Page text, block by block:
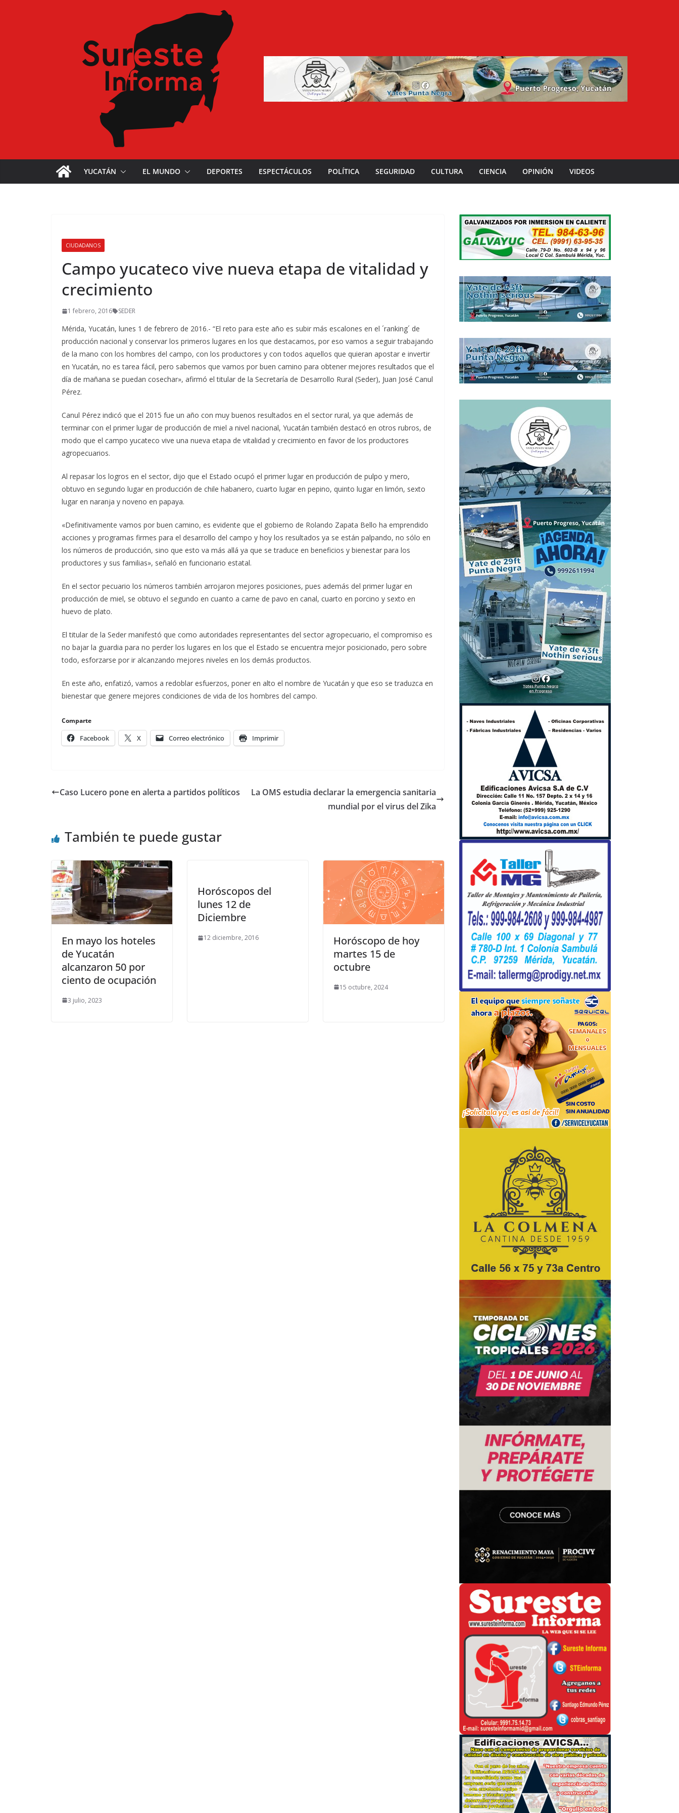
YUCATÁN EL MUNDO DEPORTES ESPECTÁCULOS POLÍTICA SEGURIDAD CULTURA CIENCIA OPINIÓN VIDEOS
CIUDADANOS
Campo yucateco vive nueva etapa de vitalidad y
crecimiento
1 febrero, 2016 SEDER
Mérida, Yucatán, lunes 1 de febrero de 2016.- “El reto para este año es subir más escalones en el ´ranking´ de
producción nacional y conservar los primeros lugares en los que destacamos, por eso vamos a seguir trabajando
de la mano con los hombres del campo, con los productores y con todos aquellos que quieran apostar e invertir
en Yucatán, no es tarea fácil, pero sabemos que vamos por buen camino para obtener mejores resultados que el
día de mañana se puedan cosechar», afirmó el titular de la Secretaría de Desarrollo Rural (Seder), Juan José Canul
Pérez.
Canul Pérez indicó que el 2015 fue un año con muy buenos resultados en el sector rural, ya que además de
terminar con el primer lugar de producción de miel a nivel nacional, Yucatán también destacó en otros rubros, de
modo que el campo yucateco vive una nueva etapa de vitalidad y crecimiento en favor de los productores
agropecuarios.
Al repasar los logros en el sector, dijo que el Estado ocupó el primer lugar en producción de pulpo y mero,
obtuvo en segundo lugar en producción de chile habanero, cuarto lugar en pepino, quinto lugar en limón, sexto
lugar en naranja y noveno en papaya.
«Definitivamente vamos por buen camino, es evidente que el gobierno de Rolando Zapata Bello ha emprendido
acciones y programas firmes para el desarrollo del campo y hoy los resultados ya se están palpando, no sólo en
los números de producción, sino que esto va más allá ya que se traduce en beneficios y bienestar para los
productores y sus familias», señaló en funcionario estatal.
En el sector pecuario los números también arrojaron mejores posiciones, pues además del primer lugar en
producción de miel, se obtuvo el segundo en cuanto a carne de pavo en canal, cuarto en porcino y sexto en
huevo de plato.
El titular de la Seder manifestó que como autoridades representantes del sector agropecuario, el compromiso es
no bajar la guardia para no perder los lugares en los que el Estado se encuentra mejor posicionado, pero sobre
todo, esforzarse por ir alcanzando mejores niveles en los demás productos.
En este año, enfatizó, vamos a redoblar esfuerzos, poner en alto el nombre de Yucatán y que eso se traduzca en
bienestar que genere mejores condiciones de vida de los hombres del campo.
Comparte
Facebook X Correo electrónico Imprimir
Caso Lucero pone en alerta a partidos políticos
La OMS estudia declarar la emergencia sanitaria
mundial por el virus del Zika
También te puede gustar
En mayo los hoteles
de Yucatán
alcanzaron 50 por
ciento de ocupación
3 julio, 2023
Horóscopos del
lunes 12 de
Diciembre
12 diciembre, 2016
Horóscopo de hoy
martes 15 de
octubre
15 octubre, 2024